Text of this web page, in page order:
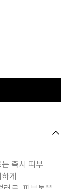
in stockin stock
variant in
즉시 피부
게